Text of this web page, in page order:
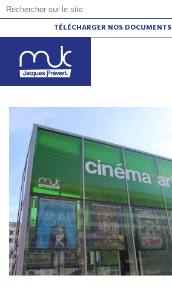
TÉLÉCHARGER NOS DOCUMENTS
ACCUEIL
LES ESPACES DE VIE SOCIALE
LA MJC
CONTACT